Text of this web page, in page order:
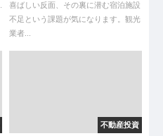
喜ばしい反面、その裏に潜む宿泊施設
不足という課題が気になります。観光
業者...
不動産投資